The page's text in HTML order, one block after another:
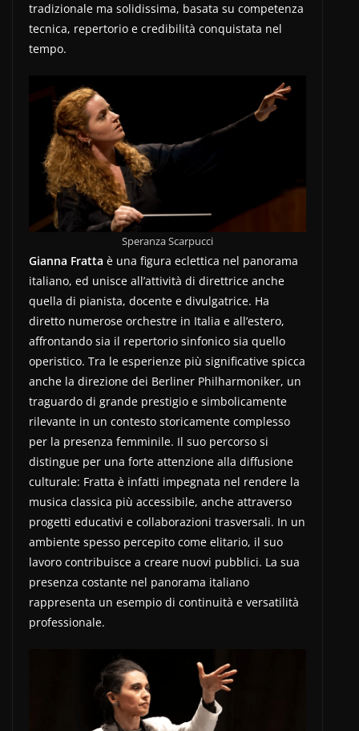
tradizionale ma solidissima, basata su competenza
tecnica, repertorio e credibilità conquistata nel
tempo.
Speranza Scarpucci
Gianna Fratta è una figura eclettica nel panorama
italiano, ed unisce all’attività di direttrice anche
quella di pianista, docente e divulgatrice. Ha
diretto numerose orchestre in Italia e all’estero,
affrontando sia il repertorio sinfonico sia quello
operistico. Tra le esperienze più significative spicca
anche la direzione dei Berliner Philharmoniker, un
traguardo di grande prestigio e simbolicamente
rilevante in un contesto storicamente complesso
per la presenza femminile. Il suo percorso si
distingue per una forte attenzione alla diffusione
culturale: Fratta è infatti impegnata nel rendere la
musica classica più accessibile, anche attraverso
progetti educativi e collaborazioni trasversali. In un
ambiente spesso percepito come elitario, il suo
lavoro contribuisce a creare nuovi pubblici. La sua
presenza costante nel panorama italiano
rappresenta un esempio di continuità e versatilità
professionale.